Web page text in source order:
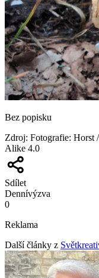
Bez popisku
Zdroj: Fotografie: Horst
Alike 4.0
Sdílet
Dennívýzva
0
Reklama
Další články z